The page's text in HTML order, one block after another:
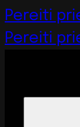
Pereiti
Pereiti